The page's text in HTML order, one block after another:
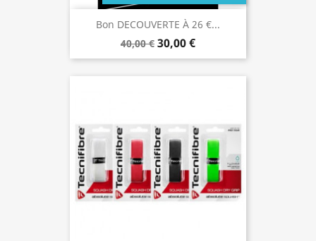
Bon DECOUVERTE À 26 €...
40,00 € 30,00 €